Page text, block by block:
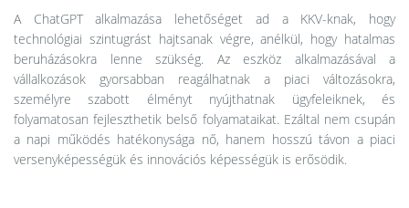
A ChatGPT alkalmazása lehetőséget ad a KKV-knak, hogy
technológiai szintugrást hajtsanak végre, anélkül, hogy hatalmas
beruházásokra lenne szükség. Az eszköz alkalmazásával a
vállalkozások gyorsabban reagálhatnak a piaci változásokra,
személyre szabott élményt nyújthatnak ügyfeleiknek, és
folyamatosan fejleszthetik belső folyamataikat. Ezáltal nem csupán
a napi működés hatékonysága nő, hanem hosszú távon a piaci
versenyképességük és innovációs képességük is erősödik.